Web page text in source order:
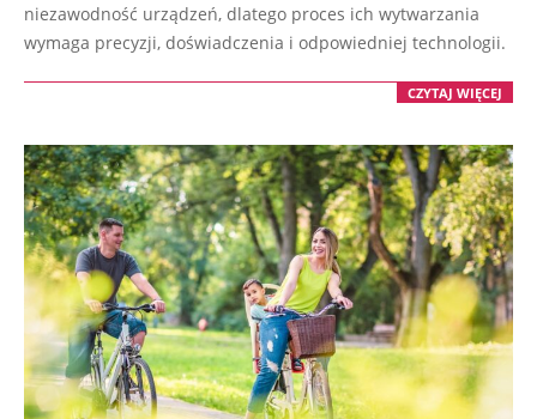
niezawodność urządzeń, dlatego proces ich wytwarzania
wymaga precyzji, doświadczenia i odpowiedniej technologii.
CZYTAJ WIĘCEJ